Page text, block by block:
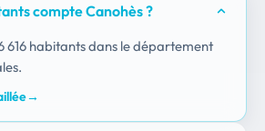
compte Canohès ?
616 habitants dans le département
→